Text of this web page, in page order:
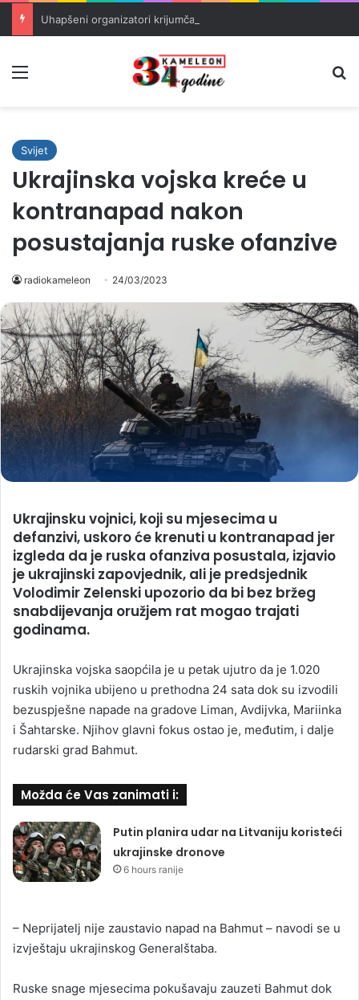
Svijet
Ukrajinska vojska kreće u
kontranapad nakon
posustajanja ruske ofanzive
radiokameleon 24/03/2023
Ukrajinsku vojnici, koji su mjesecima u
defanzivi, uskoro će krenuti u kontranapad jer
izgleda da je ruska ofanziva posustala, izjavio
je ukrajinski zapovjednik, ali je predsjednik
Volodimir Zelenski upozorio da bi bez bržeg
snabdijevanja oružjem rat mogao trajati
godinama.
Ukrajinska vojska saopćila je u petak ujutro da je 1.020
ruskih vojnika ubijeno u prethodna 24 sata dok su izvodili
bezuspješne napade na gradove Liman, Avdijvka, Mariinka
i Šahtarske. Njihov glavni fokus ostao je, međutim, i dalje
rudarski grad Bahmut.
Možda će Vas zanimati i:
Putin planira udar na Litvaniju koristeći
ukrajinske dronove
6 hours ranije
– Neprijatelj nije zaustavio napad na Bahmut – navodi se u
izvještaju ukrajinskog Generalštaba.
Ruske snage mjesecima pokušavaju zauzeti Bahmut dok